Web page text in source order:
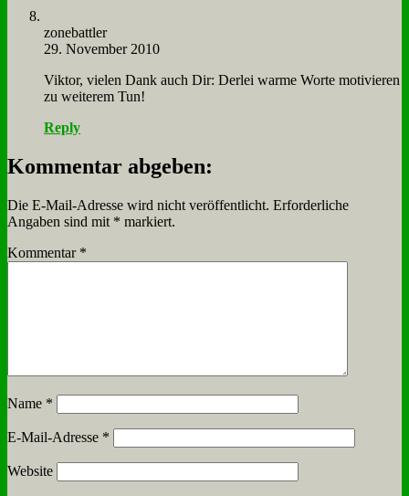
zone­batt­ler
29. November 2010
Vik­tor, vie­len Dank auch Dir: Der­lei war­me Wor­te mo­ti­vie­ren
zu wei­te­rem Tun!
Reply
Kommentar abgeben:
Die E-Mail-Adresse wird nicht veröffentlicht. Erforderliche
Angaben sind mit * markiert.
Kommentar *
Name *
E-Mail-Adresse *
Website